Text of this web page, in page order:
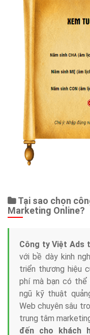
Tại sao chọn
Marketing Online?
Công ty Việt Ads
với bề dày kinh
triển thương hiệu
phí mà bạn có thể
ngũ kỹ thuật
Web chuyên sâu
trung tâm
đến cho khách